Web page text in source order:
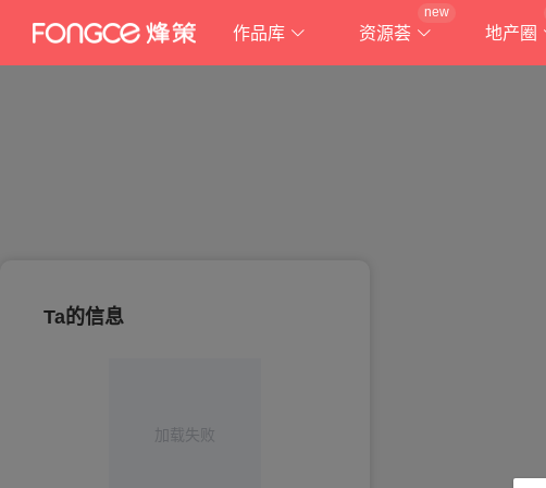
作品库 资源荟
new
地产圈
Ta的信息
加载失败